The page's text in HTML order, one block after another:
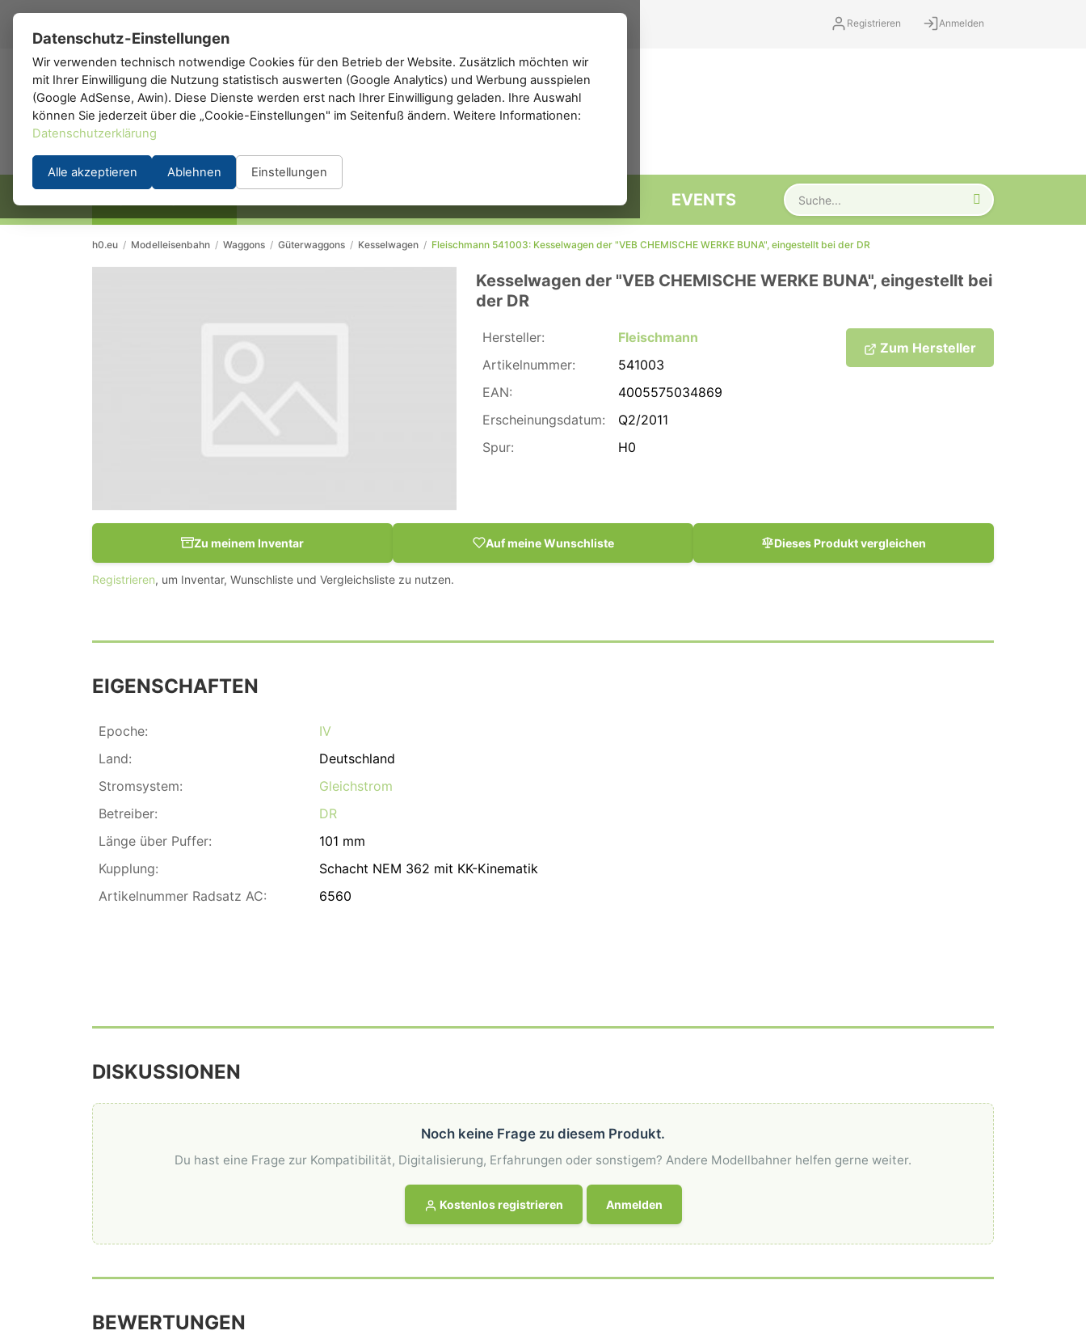
Registrieren Anmelden
h0 .de
FORUM EVENTS
h0.eu / Modelleisenbahn / Waggons / Güterwaggons / Kesselwagen / Fleischmann 541003: Kesselwagen der "VEB CHEMISCHE WERKE BUNA", eingestellt bei der DR
Kesselwagen der "VEB CHEMISCHE WERKE BUNA", eingestellt bei
der DR
Hersteller:
Fleischmann
Artikelnummer:
541003
EAN:
4005575034869
Erscheinungsdatum:
Q2/2011
Spur:
H0
Zum Hersteller
Zu meinem Inventar Auf meine Wunschliste Dieses Produkt vergleichen
Registrieren, um Inventar, Wunschliste und Vergleichsliste zu nutzen.
EIGENSCHAFTEN
Epoche:
IV
Land:
Deutschland
Stromsystem:
Gleichstrom
Betreiber:
DR
Länge über Puffer:
101 mm
Kupplung:
Schacht NEM 362 mit KK-Kinematik
Artikelnummer Radsatz AC:
6560
DISKUSSIONEN
Noch keine Frage zu diesem Produkt.
Du hast eine Frage zur Kompatibilität, Digitalisierung, Erfahrungen oder sonstigem? Andere Modellbahner helfen gerne weiter.
Kostenlos registrieren Anmelden
BEWERTUNGEN
Datenschutz-Einstellungen
Wir verwenden technisch notwendige Cookies für den Betrieb der Website. Zusätzlich möchten wir
mit Ihrer Einwilligung die Nutzung statistisch auswerten (Google Analytics) und Werbung ausspielen
(Google AdSense, Awin). Diese Dienste werden erst nach Ihrer Einwilligung geladen. Ihre Auswahl
können Sie jederzeit über die „Cookie-Einstellungen" im Seitenfuß ändern. Weitere Informationen:
Datenschutzerklärung
Alle akzeptieren Ablehnen Einstellungen